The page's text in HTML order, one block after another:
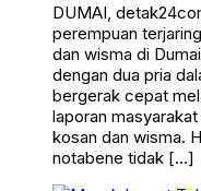
DUMAI,
perempuan
dan wisma di
dengan dua pria
bergerak cepat
laporan
kosan dan wisma.
notabene tidak […]